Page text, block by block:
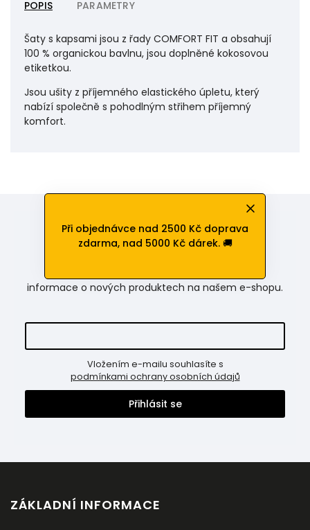
Při objednávce nad 2500 Kč doprava
zdarma, nad 5000 Kč dárek. 🚚
POPIS PARAMETRY
Šaty s kapsami jsou z řady COMFORT FIT a obsahují
100 % organickou bavlnu, jsou doplněné kokosovou
etiketkou.
Jsou ušity z příjemného elastického úpletu, který
nabízí společně s pohodlným střihem příjemný
komfort.
Odebírat newsletter
informace o nových produktech na našem e-shopu.
podmínkami ochrany osobních údajů
Přihlásit se
ZÁKLADNÍ INFORMACE